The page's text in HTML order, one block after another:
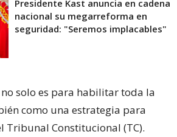
Presidente Kast anuncia en cadena
nacional su megarreforma en
seguridad: "Seremos implacables"
solo es para habilitar toda la
como una estrategia para
Tribunal Constitucional (TC).